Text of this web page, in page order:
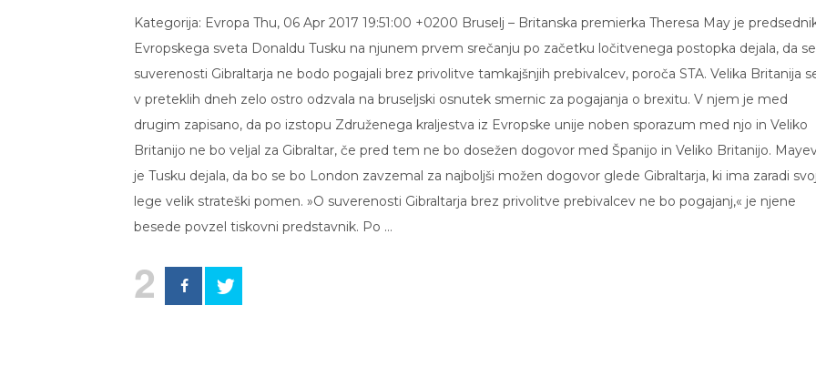
Kategorija: Evropa Thu, 06 Apr 2017 19:51:00 +0200 Bruselj – Britanska premierka Theresa May je
Evropskega sveta Donaldu Tusku na njunem prvem srečanju po začetku ločitvenega postopka dejala, da
suverenosti Gibraltarja ne bodo pogajali brez privolitve tamkajšnjih prebivalcev, poroča STA. Velika Britanija
v preteklih dneh zelo ostro odzvala na bruseljski osnutek smernic za pogajanja o brexitu. V njem je med
drugim zapisano, da po izstopu Združenega kraljestva iz Evropske unije noben sporazum med njo in Veliko
Britanijo ne bo veljal za Gibraltar, če pred tem ne bo dosežen dogovor med Španijo in Veliko Britanijo.
je Tusku dejala, da bo se bo London zavzemal za najboljši možen dogovor glede Gibraltarja, ki ima zaradi
lege velik strateški pomen. »O suverenosti Gibraltarja brez privolitve prebivalcev ne bo pogajanj,« je njene
besede povzel tiskovni predstavnik. Po …
2